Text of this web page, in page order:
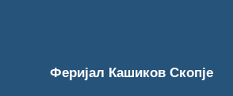
Феријал Кашиков Скопје